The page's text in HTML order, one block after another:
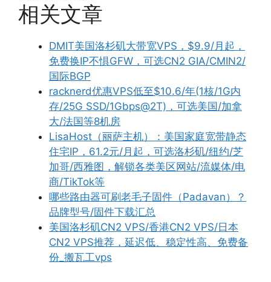
相关文章
DMIT美国洛杉矶大带宽VPS，$9.9/月起，
免费换IP不惧GFW，可选CN2 GIA/CMIN2/
国际BGP
racknerd优惠VPS低至$10.6/年(1核/1G内
存/25G SSD/1Gbps@2T)，可选美国/加拿
大/法国等8机房
LisaHost（丽萨主机）：美国家庭宽带静态
住宅IP，61.2元/月起，可选洛杉矶/纽约/芝
加哥/西雅图，解锁各类美区网站/流媒体/电
商/TikTok等
哪些路由器可刷老毛子固件（Padavan）？
品牌型号/固件下载汇总
美国洛杉矶CN2 VPS/香港CN2 VPS/日本
CN2 VPS推荐，延迟低、稳定性高、免费备
份_搬瓦工vps